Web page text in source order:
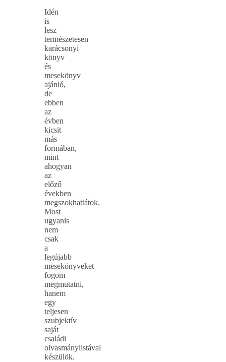
Idén
is
lesz
természetesen
karácsonyi
könyv
és
mesekönyv
ajánló,
de
ebben
az
évben
kicsit
más
formában,
mint
ahogyan
az
előző
években
megszokhattátok.
Most
ugyanis
nem
csak
a
legújabb
mesekönyveket
fogom
megmutatni,
hanem
egy
teljesen
szubjektív
saját
családi
olvasmánylistával
készülök.